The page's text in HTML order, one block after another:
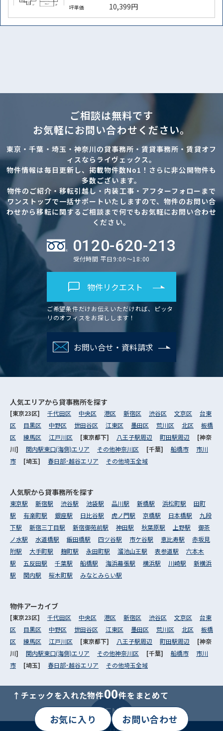
条件を絞り込む
坪単価 10,399円
↑チェックを入れた物件00件をまとめて
お気に入り お問い合わせ
ご相談は無料です
お気軽にお問い合わせください。
東京・千葉・埼玉・神奈川の貸事務所・賃貸事務所・賃貸オフ
ィスならライヴェックス。
物件情報は毎日更新し、掲載物件数No1！さらに非公開物件も
多数ございます。
物件のご紹介・移転引越し・内装工事・アフターフォローまで
ワンストップで一括サポートいたしますので、物件のお問い合
わせから移転に関するご相談まで何でもお気軽にお問い合わせ
ください。
0120-620-213
受付時間 平日9:00～18:00
物件リクエスト
ご希望条件だけお伝えいただければ、ピッタ
リのオフィスをお探しします！
お問い合せ・資料請求
MENU
人気エリアから貸事務所を探す
[東京23区] 千代田区 中央区 港区 新宿区 渋谷区 文京区
台東
区
目黒区 中野区 世田谷区 江東区 墨田区 荒川区 北区
板橋
区
練馬区 江戸川区 [東京都下] 八王子駅周辺 町田駅周辺
[神奈
川] 関内駅東口(海側)エリア その他神奈川区 [千葉] 船橋市
市川
市
[埼玉] 春日部･越谷エリア その他埼玉全域
人気駅から貸事務所を探す
東京駅 新宿駅 渋谷駅 池袋駅 品川駅 新橋駅 浜松町駅
田町
駅
有楽町駅 銀座駅 日比谷駅 虎ノ門駅 京橋駅 日本橋駅
九段
下駅
新宿三丁目駅 新宿御苑前駅 神田駅 秋葉原駅 上野駅
御茶
ノ水駅
水道橋駅 飯田橋駅 四ツ谷駅 市ケ谷駅 恵比寿駅
赤坂見
附駅
大手町駅 麹町駅 永田町駅 溜池山王駅 表参道駅
六本木
駅
五反田駅 千葉駅 船橋駅 海浜幕張駅 横浜駅 川崎駅
新横浜
駅
関内駅 桜木町駅 みなとみらい駅
物件アーカイブ
[東京23区] 千代田区 中央区 港区 新宿区 渋谷区 文京区
台東
区
目黒区 中野区 世田谷区 江東区 墨田区 荒川区 北区
板橋
区
練馬区 江戸川区 [東京都下] 八王子駅周辺 町田駅周辺
[神奈
川] 関内駅東口(海側)エリア その他神奈川区 [千葉] 船橋市
市川
市
[埼玉] 春日部･越谷エリア その他埼玉全域